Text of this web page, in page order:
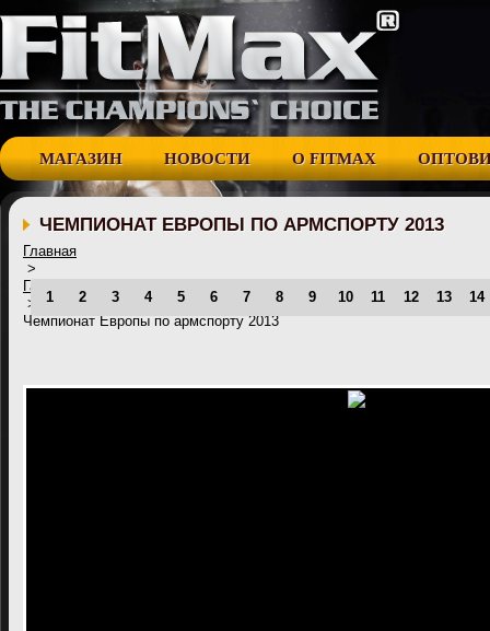
МАГАЗИН НОВОСТИ О FITMAX
ЧЕМПИОНАТ ЕВРОПЫ ПО АРМСПОРТУ 2013
Главная
>
Галерея
>
Чемпионат Европы по армспорту 2013
1 2 3 4 5 6 7 8 9 10 11 12 13 14